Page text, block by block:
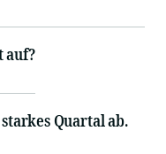
auf?
Quartal ab.